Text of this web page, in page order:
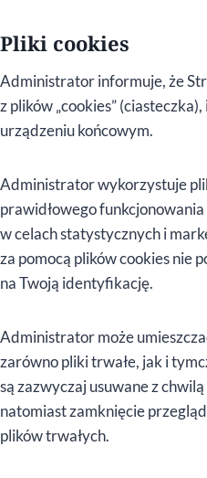
Pliki cookies
Administrator informuje, że
z plików „cookies”
urządzeniu końcowym.
Administrator wykorzystuje
prawidłowego
w celach statystycznych i
za pomocą plików cookies nie
na Twoją identyfikację.
Administrator może
zarówno pliki trwałe, jak i
są zazwyczaj usuwane z
natomiast zamknięcie
plików trwałych.